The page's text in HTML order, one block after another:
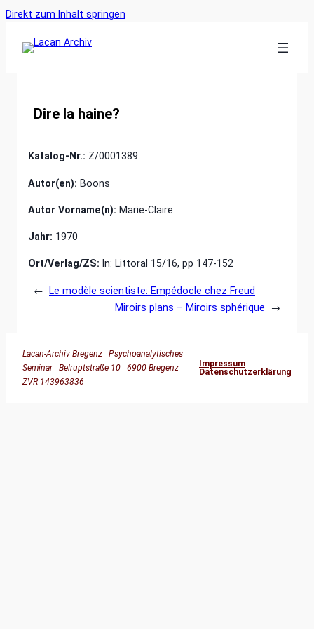
Direkt zum Inhalt springen
Dire la haine?
Katalog-Nr.: Z/0001389
Autor(en): Boons
Autor Vorname(n): Marie-Claire
Jahr: 1970
Ort/Verlag/ZS: In: Littoral 15/16, pp 147-152
←
Le modèle scientiste: Empédocle chez Freud
Miroirs plans – Miroirs sphérique
→
Lacan-Archiv Bregenz Psychoanalytisches
Seminar Belruptstraße 10 6900 Bregenz
ZVR 143963836
Impressum
Datenschutzerklärung